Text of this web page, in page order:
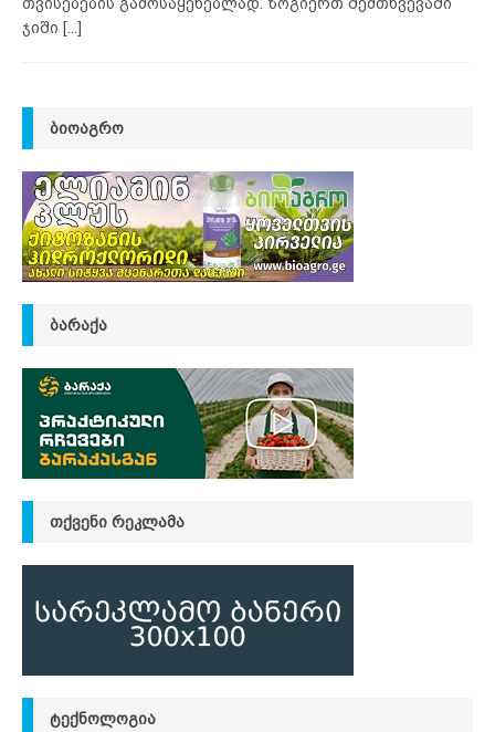
ჯიში [...]
ᲑᲘᲝᲐᲒᲠᲝ
ᲑᲐᲠᲐᲥᲐ
ᲗᲥᲕᲔᲜᲘ ᲠᲔᲙᲚᲐᲛᲐ
ᲢᲔᲥᲜᲝᲚᲝᲒᲘᲐ